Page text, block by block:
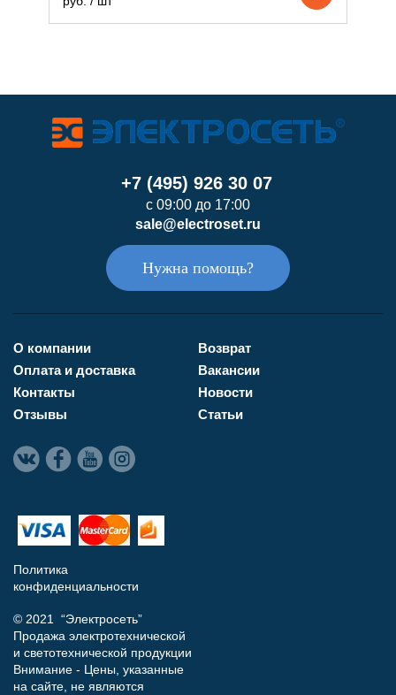
+7 (495) 926 30 07
с 09:00 до 17:00
sale@electroset.ru
Нужна помощь?
О компании
Оплата и доставка
Контакты
Отзывы
Возврат
Вакансии
Новости
Статьи
Политика
конфиденциальности
© 2021 “Электросеть”
Продажа электротехнической
и светотехнической продукции
Внимание - Цены, указанные
на сайте, не являются